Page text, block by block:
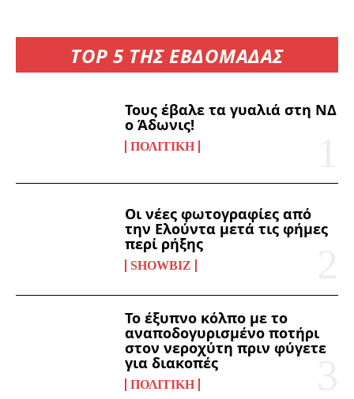
TOP 5 ΤΗΣ ΕΒΔΟΜΑΔΑΣ
Τους έβαλε τα γυαλιά στη ΝΔ
ο Άδωνις!
ΠΟΛΙΤΙΚΉ
Οι νέες φωτογραφίες από
την Ελούντα μετά τις φήμες
περί ρήξης
SHOWBIZ
Το έξυπνο κόλπο με το
αναποδογυρισμένο ποτήρι
στον νεροχύτη πριν φύγετε
για διακοπές
ΠΟΛΙΤΙΚΉ